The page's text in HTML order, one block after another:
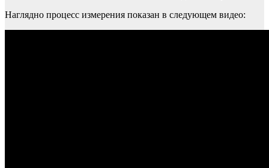
Наглядно процесс измерения показан в следующем видео: